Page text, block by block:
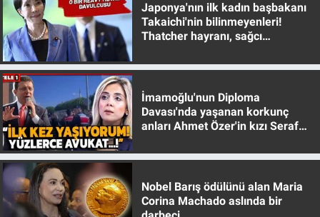
Japonya'nın ilk kadın başbakanı
Takaichi'nin bilinmeyenleri!
Thatcher hayranı, sağcı
İmamoğlu'nun Diploma
Davası'nda yaşanan korkunç
anları Ahmet Özer'in kızı Seraf
Nobel Barış ödülünü alan Maria
Corina Machado aslında bir